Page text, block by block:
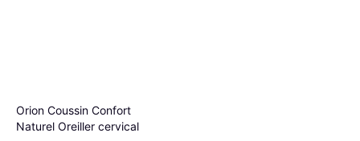
Orion Coussin Confort
Naturel Oreiller cervical